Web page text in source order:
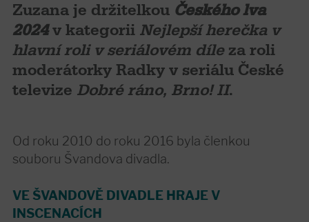
Zuzana je držitelkou Českého lva
2024v kategorii Nejlepší herečka v
hlavní roli v seriálovém díleza roli
moderátorky Radky v seriálu České
televize Dobré ráno, Brno! II.
Od roku 2010 do roku 2016 byla členkou
souboru Švandova divadla.
VE ŠVANDOVĚ DIVADLE HRAJE V
INSCENACÍCH